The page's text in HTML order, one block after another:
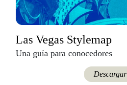
Las Vegas Stylemap
Una guía para conocedores
Descargar